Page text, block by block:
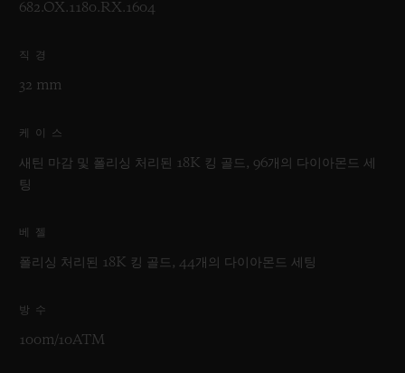
682.OX.1180.RX.1604
직경
32 mm
케이스
새틴 마감 및 폴리싱 처리된 18K 킹 골드, 96개의 다이아몬드 세
팅
베젤
폴리싱 처리된 18K 킹 골드, 44개의 다이아몬드 세팅
방수
100m/10ATM